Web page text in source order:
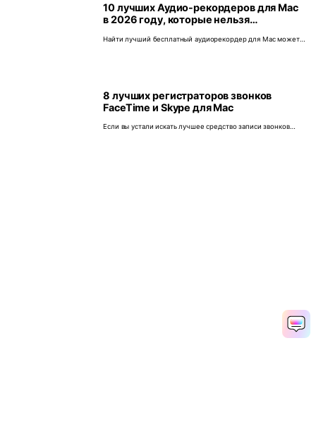
10 лучших Аудио-рекордеров для Mac
в 2026 году, которые нельзя
Найти лучший бесплатный аудиорекордер для Mac может
8 лучших регистраторов звонков
FaceTime и Skype для Mac
Если вы устали искать лучшее средство записи звонков